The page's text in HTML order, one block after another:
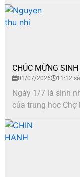
CHÚC MỪNG
01/07/2026 11:12
Ngày 1/7 là sinh
của trung hoc Chợ